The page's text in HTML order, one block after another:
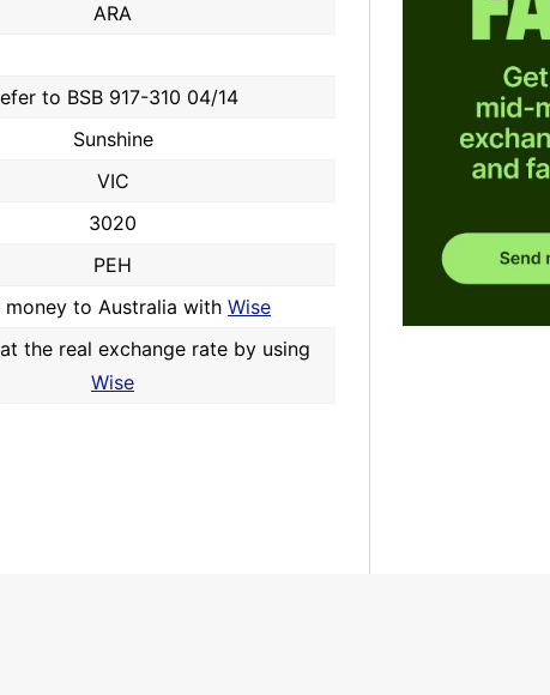
ARA
to BSB 917-310 04/14
Sunshine
VIC
3020
PEH
money to Australia with Wise
the real exchange rate by using
Wise